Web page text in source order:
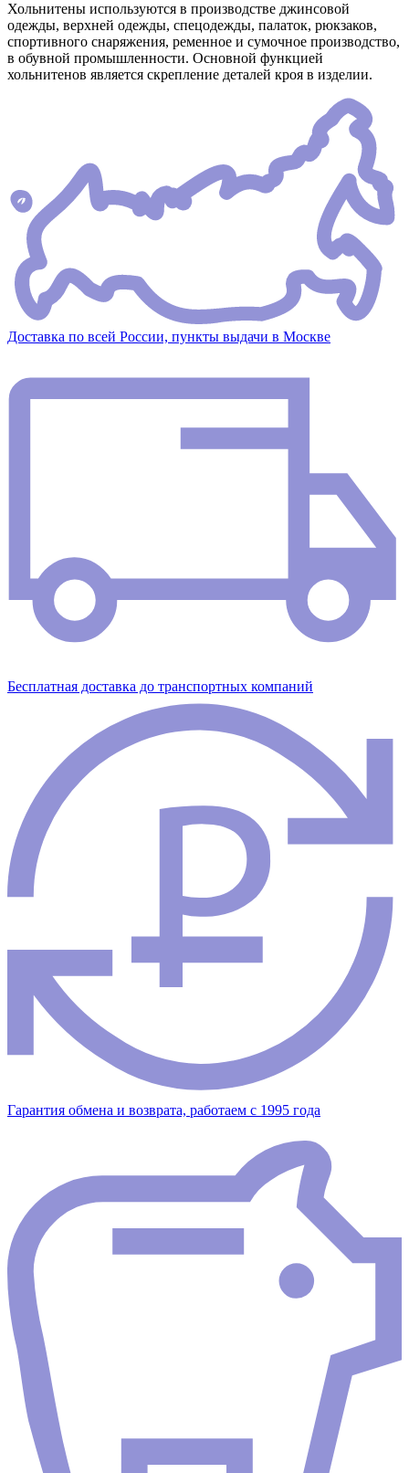
Хольнитены используются в производстве джинсовой
одежды, верхней одежды, спецодежды, палаток, рюкзаков,
спортивного снаряжения, ременное и сумочное производство,
в обувной промышленности. Основной функцией
хольнитенов является скрепление деталей кроя в изделии.
Доставка по всей России, пункты выдачи в Москве
Бесплатная доставка до транспортных компаний
Гарантия обмена и возврата, работаем с 1995 года